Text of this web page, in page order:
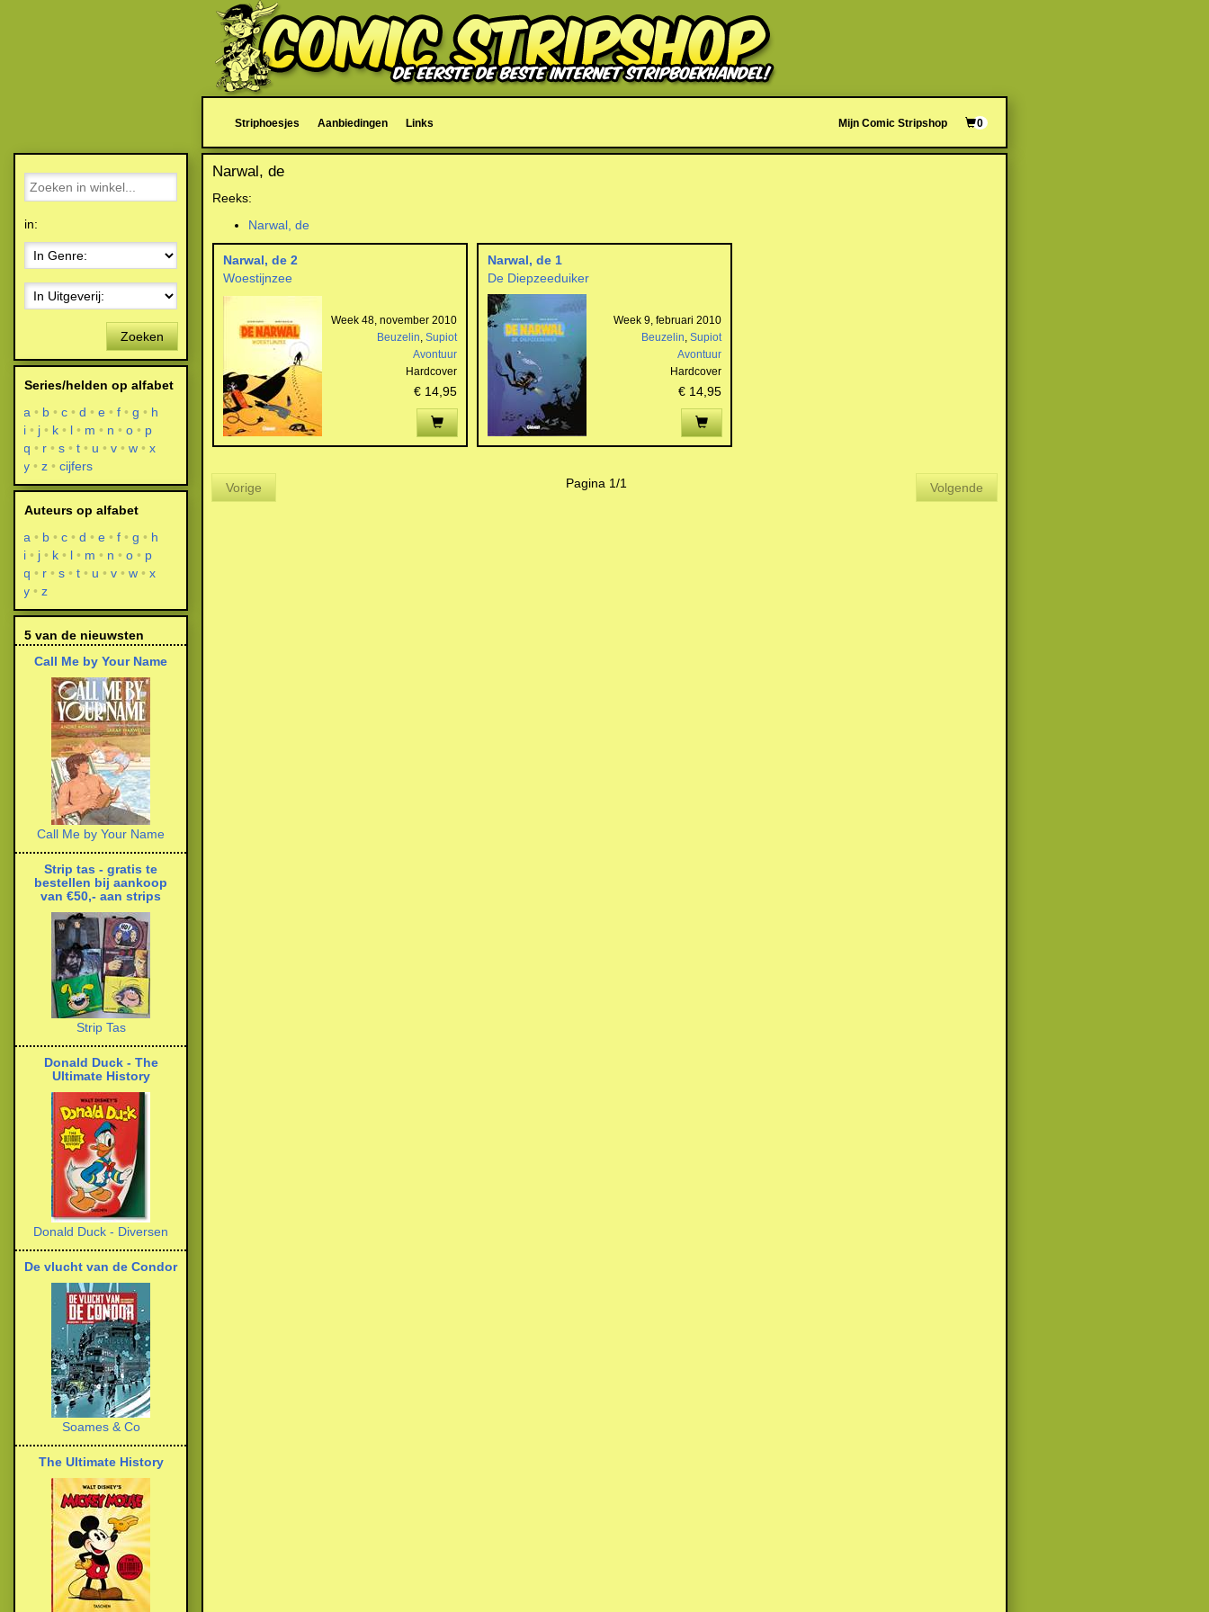
Striphoesjes Aanbiedingen Links Mijn Comic Stripshop 0
Narwal, de
Reeks:
Narwal, de
Narwal, de 2
Woestijnzee
Week 48, november 2010
Beuzelin, Supiot
Avontuur
Hardcover
€ 14,95
Narwal, de 1
De Diepzeeduiker
Week 9, februari 2010
Beuzelin, Supiot
Avontuur
Hardcover
€ 14,95
Vorige Pagina 1/1 Volgende
in:
Zoeken
Series/helden op alfabet
a
b c d e f g
h
i
j k l m n o
p
q
r s t u v w
x
y
z cijfers
Auteurs op alfabet
a
b c d e f g
h
i
j k l m n o
p
q
r s t u v w
x
y
z
5 van de nieuwsten
Call Me by Your Name
Call Me by Your Name
Strip tas - gratis te
bestellen bij aankoop
van €50,- aan strips
Strip Tas
Donald Duck - The
Ultimate History
Donald Duck - Diversen
De vlucht van de Condor
Soames & Co
The Ultimate History